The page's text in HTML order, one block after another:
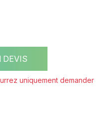
DEVIS
uniquement demander